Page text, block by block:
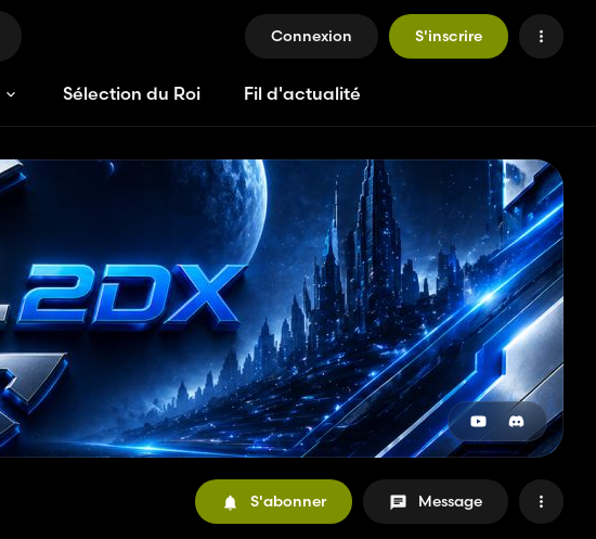
Connexion S'inscrire
Sélection du Roi Fil d'actualité
S'abonner Message